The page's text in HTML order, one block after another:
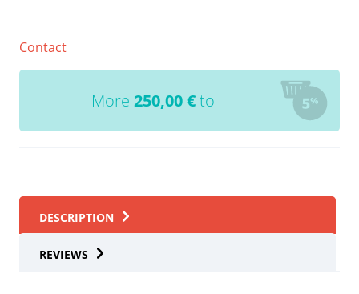
Contact
More 250,00€to
DESCRIPTION
REVIEWS